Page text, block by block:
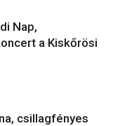
Nap,
a Kiskőrösi
csillagfényes